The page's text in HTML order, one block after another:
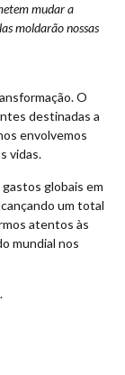
mudar a
moldarão nossas
O
destinadas a
envolvemos
vidas.
globais em
um total
atentos às
mundial nos